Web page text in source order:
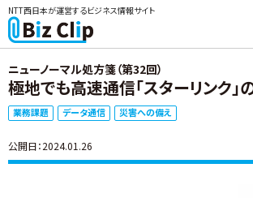
NTT西日本が運営するビジネス情報サイト
ニューノーマル処方箋（第32回）
極地でも高速通信「スターリンク」
業務課題 データ通信 災害への備え
公開日：2024.01.26